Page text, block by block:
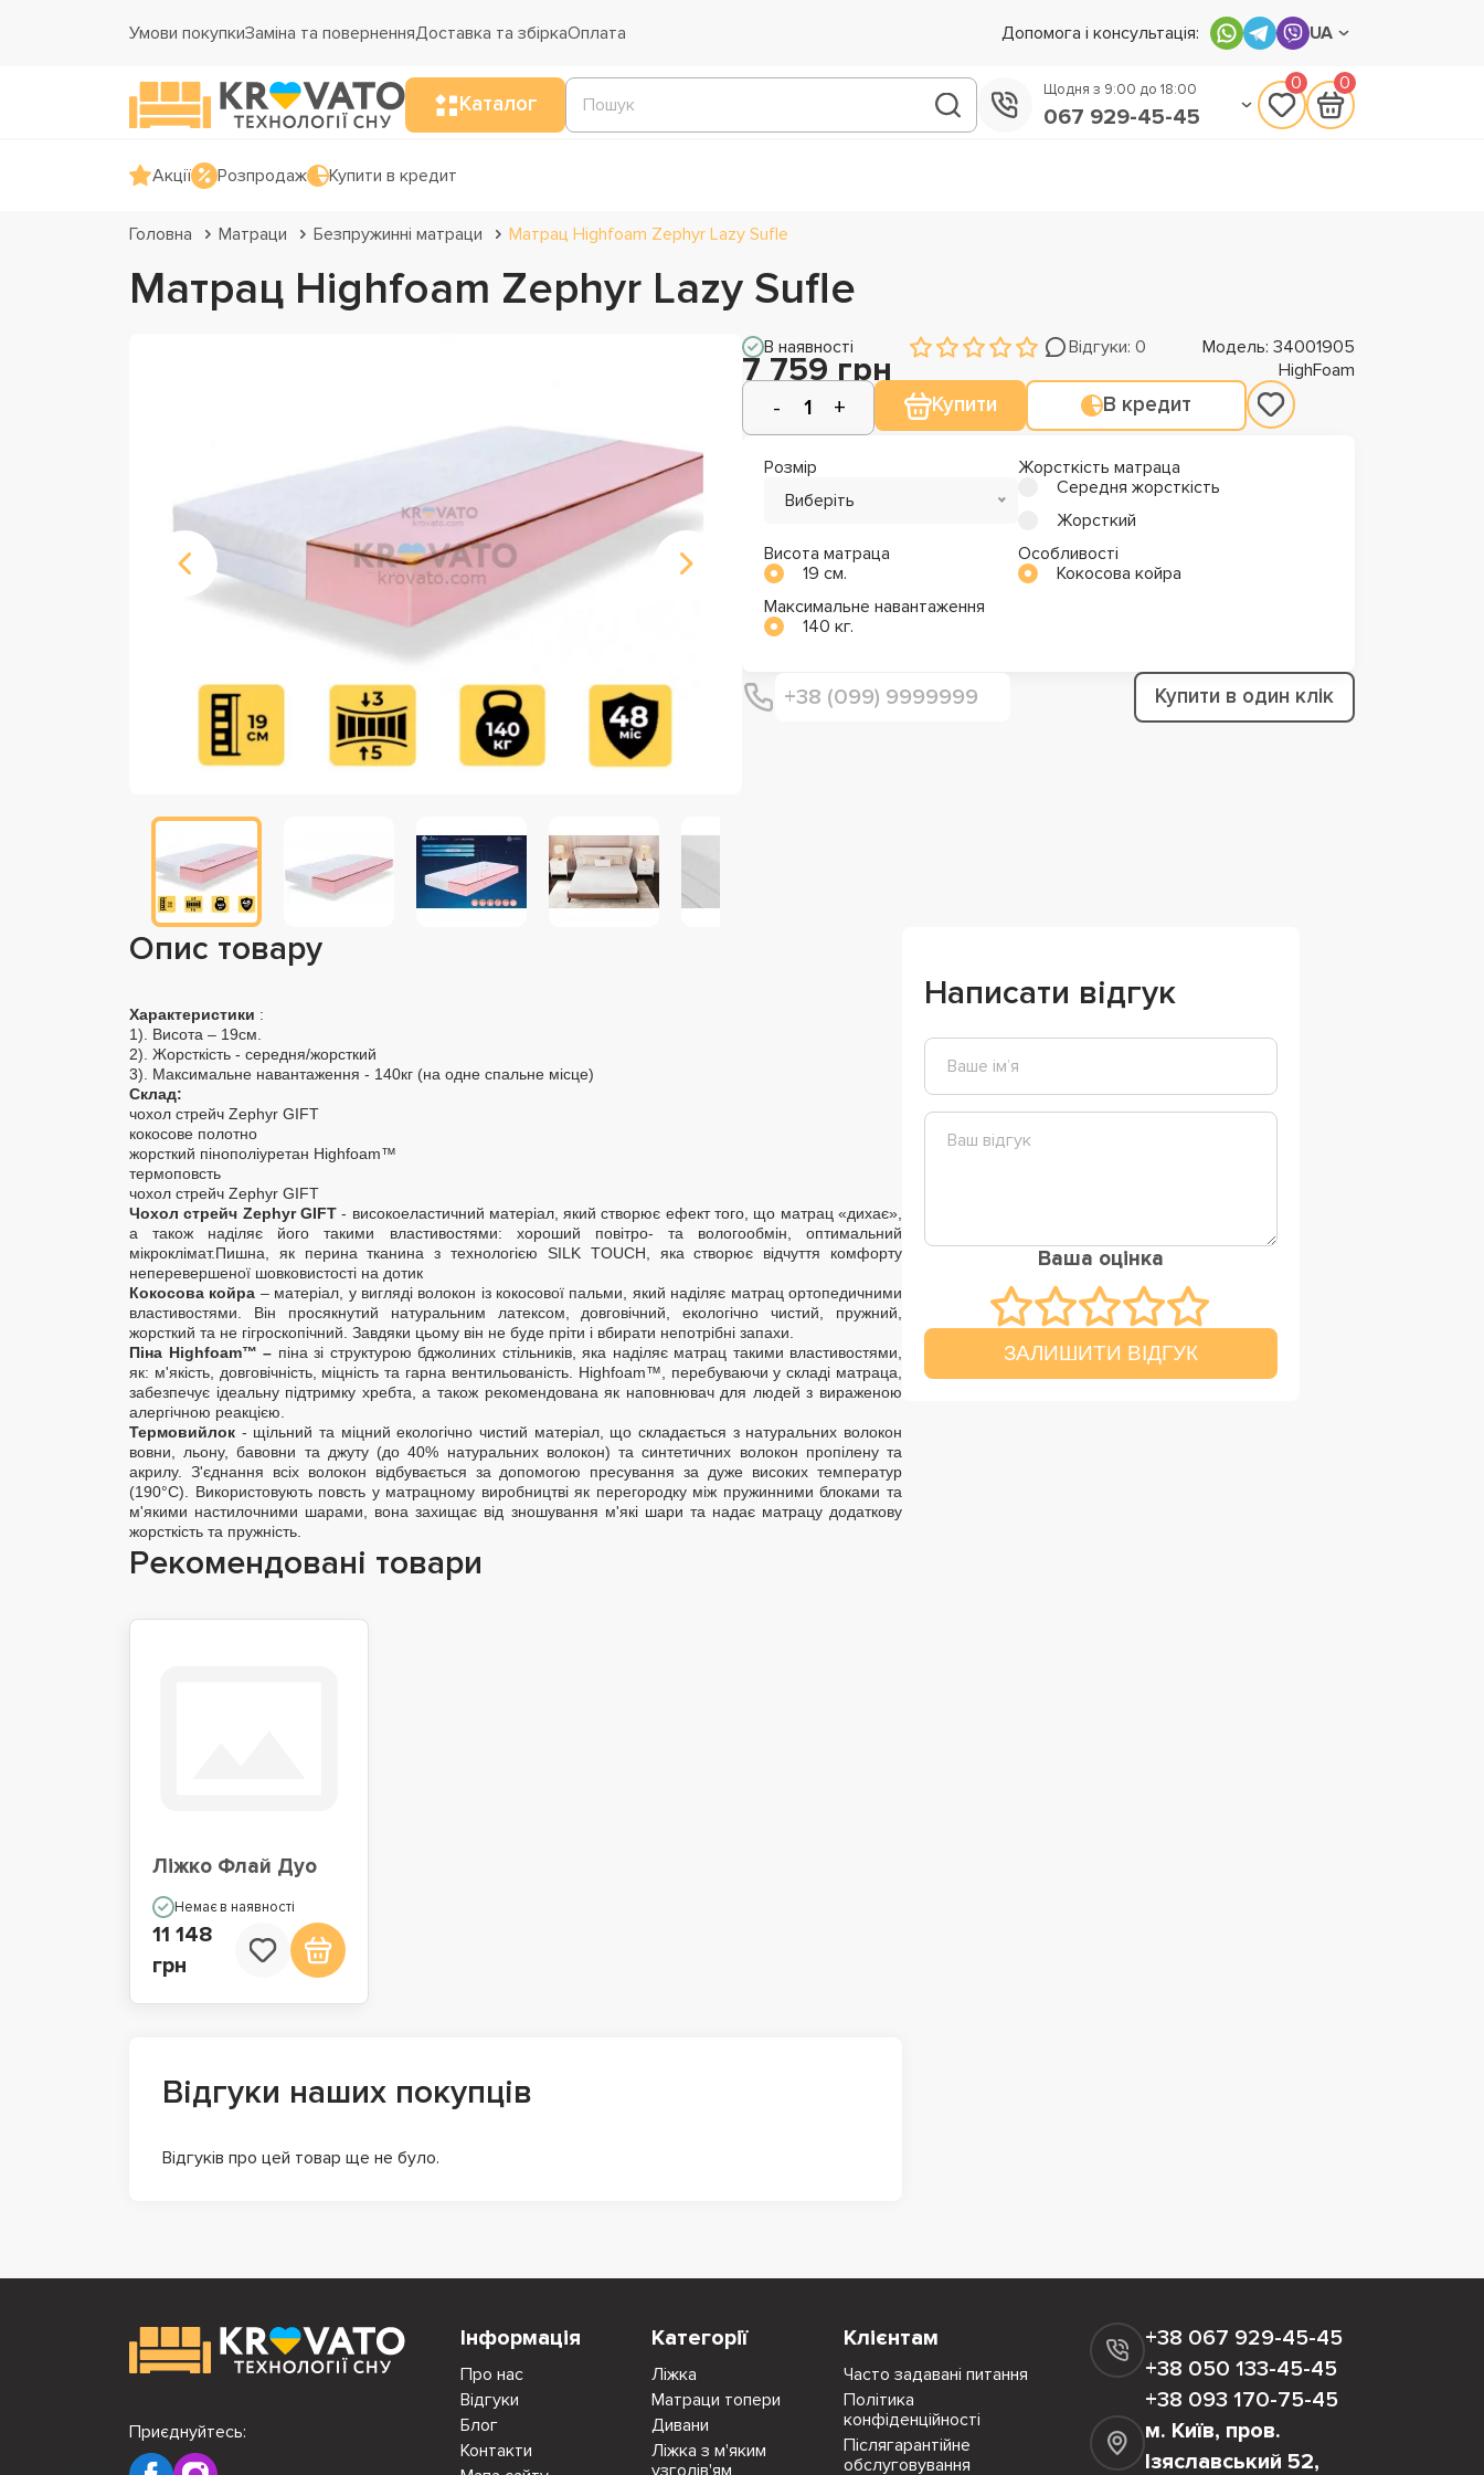
Умови покупкиЗаміна та поверненняДоставка та збіркаОплата Допомога і консультація: UA
Каталог
Щодня з 9:00 до 18:00
067 929-45-45
0 0
Акції Розпродаж Купити в кредит
Головна Матраци Безпружинні матраци Матрац Highfoam Zephyr Lazy Sufle
Матрац Highfoam Zephyr Lazy Sufle
В наявності Відгуки: 0 Модель: 34001905
7 759 грн HighFoam
Купити В кредит
Розмір
Виберіть
Жорсткість матраца
Середня жорсткість
Жорсткий
Висота матраца
19 см.
Особливості
Кокосова койра
Максимальне навантаження
140 кг.
Купити в один клік
Опис товару
Характеристики :
1). Висота – 19см.
2). Жорсткість - середня/жорсткий
3). Максимальне навантаження - 140кг (на одне спальне місце)
Склад:
чохол стрейч Zephyr GIFT
кокосове полотно
жорсткий пінополіуретан Highfoam™
термоповсть
чохол стрейч Zephyr GIFT
Чохол стрейч Zephyr GIFT- високоеластичний матеріал, який створює ефект того, що матрац «дихає»,
а також наділяє його такими властивостями: хороший повітро- та вологообмін, оптимальний
мікроклімат.Пишна, як перина тканина з технологією SILK TOUCH, яка створює відчуття комфорту
неперевершеної шовковистості на дотик
Кокосова койра – матеріал, у вигляді волокон із кокосової пальми, який наділяє матрац ортопедичними
властивостями. Він просякнутий натуральним латексом, довговічний, екологічно чистий, пружний,
жорсткий та не гігроскопічний. Завдяки цьому він не буде пріти і вбирати непотрібні запахи.
Піна Highfoam™ – піна зі структурою бджолиних стільників, яка наділяє матрац такими властивостями,
як: м'якість, довговічність, міцність та гарна вентильованість. Highfoam™, перебуваючи у складі матраца,
забезпечує ідеальну підтримку хребта, а також рекомендована як наповнювач для людей з вираженою
алергічною реакцією.
Термовийлок - щільний та міцний екологічно чистий матеріал, що складається з натуральних волокон
вовни, льону, бавовни та джуту (до 40% натуральних волокон) та синтетичних волокон пропілену та
акрилу. З'єднання всіх волокон відбувається за допомогою пресування за дуже високих температур
(190°C). Використовують повсть у матрацному виробництві як перегородку між пружинними блоками та
м'якими настилочними шарами, вона захищає від зношування м'які шари та надає матрацу додаткову
жорсткість та пружність.
Рекомендовані товари
Ліжко Флай Дуо
Немає в наявності
11 148
грн
Відгуки наших покупців
Відгуків про цей товар ще не було.
Написати відгук
Ваша оцінка
ЗАЛИШИТИ ВІДГУК
Інформація
Про нас
Відгуки
Блог
Контакти
Категорії
Ліжка
Матраци топери
Дивани
Ліжка з м'яким
узголів'ям
Клієнтам
Часто задавані питання
Політика
конфіденційності
Післягарантійне
обслуговування
+38 067 929-45-45
+38 050 133-45-45
+38 093 170-75-45
м. Київ, пров.
Ізяславський 52,
Приєднуйтесь: